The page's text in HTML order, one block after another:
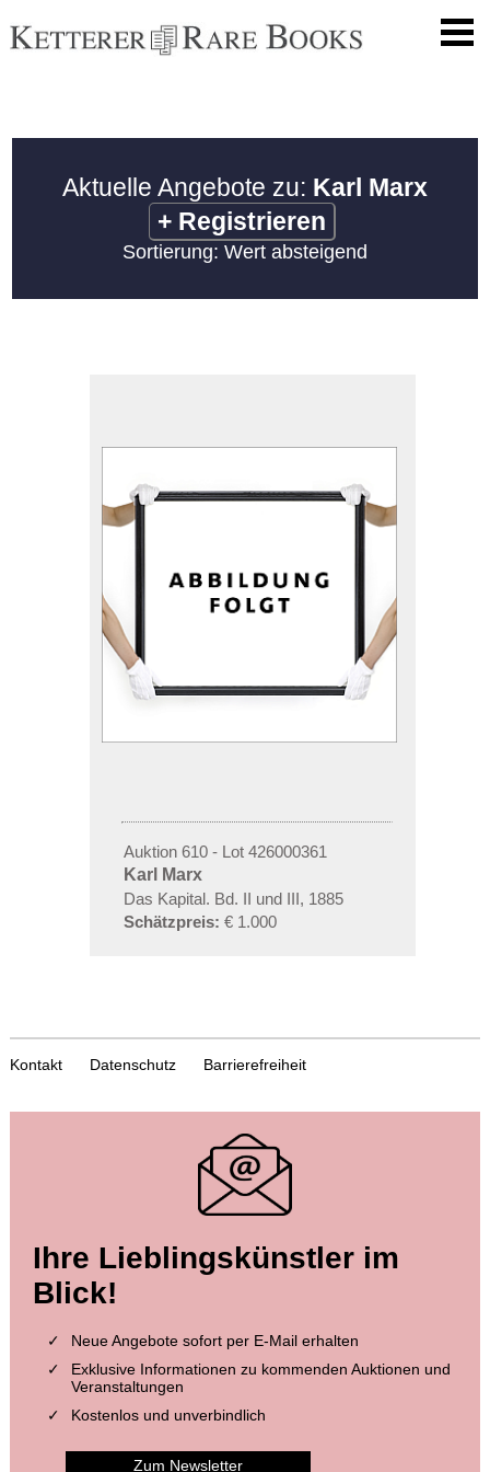
Aktuelle Angebote zu: Karl Marx
+ Registrieren
Sortierung: Wert absteigend
Auktion 610 - Lot 426000361
Karl Marx
Das Kapital. Bd. II und III, 1885
Schätzpreis: € 1.000
Kontakt Datenschutz Barrierefreiheit
Ihre Lieblingskünstler im
Blick!
Neue Angebote sofort per E-Mail erhalten
Exklusive Informationen zu kommenden Auktionen und
Veranstaltungen
Kostenlos und unverbindlich
Zum Newsletter